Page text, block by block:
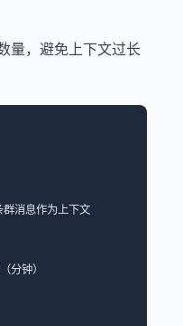
量，避免上下文过长
消息作为上下文
分钟）